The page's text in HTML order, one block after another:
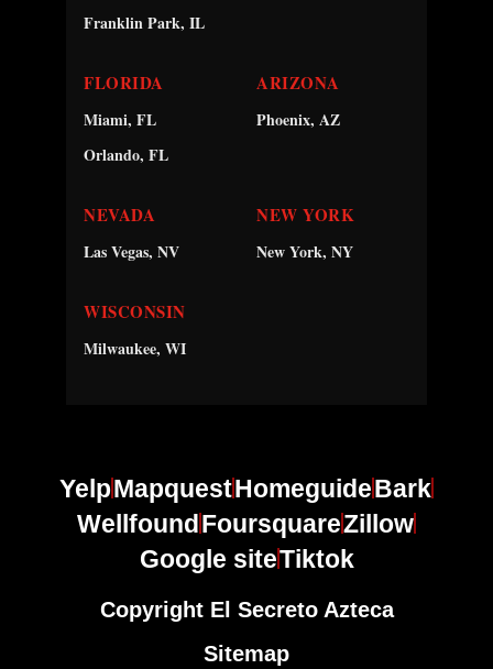
Franklin Park, IL
FLORIDA
Miami, FL
Orlando, FL
ARIZONA
Phoenix, AZ
NEVADA
Las Vegas, NV
NEW YORK
New York, NY
WISCONSIN
Milwaukee, WI
YelpMapquestHomeguideBark
WellfoundFoursquareZillow
Google siteTiktok
Copyright El Secreto Azteca
Sitemap